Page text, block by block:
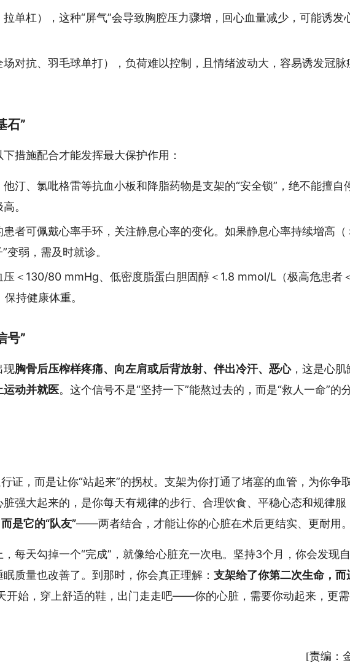
拉单杠），这种“屏气”会导致胸腔压力骤增，回心血量减少，可能诱发
场对抗、羽毛球单打），负荷难以控制，且情绪波动大，容易诱发冠脉
石”
措施配合才能发挥最大保护作用：
他汀、氯吡格雷等抗血小板和降脂药物是支架的“安全锁”，绝不能擅自
。
患者可佩戴心率手环，关注静息心率的变化。如果静息心率持续增高（
变弱，需及时就诊。
压＜130/80 mmHg、低密度脂蛋白胆固醇＜1.8 mmol/L（极高危患者
持健康体重。
号”
现胸骨后压榨样疼痛、向左肩或后背放射、伴出冷汗、恶心，这是心肌
运动并就医。这个信号不是“坚持一下”能熬过去的，而是“救人一命”的
证，而是让你“站起来”的拐杖。支架为你打通了堵塞的血管，为你争
强大起来的，是你每天有规律的步行、合理饮食、平稳心态和规律服
是它的“队友”——两者结合，才能让你的心脏在术后更结实、更耐用。
每天勾掉一个“完成”，就像给心脏充一次电。坚持3个月，你会发现
眠质量也改善了。到那时，你会真正理解：支架给了你第二次生命，而
开始，穿上舒适的鞋，出门走走吧——你的心脏，需要你动起来，更
[责编：